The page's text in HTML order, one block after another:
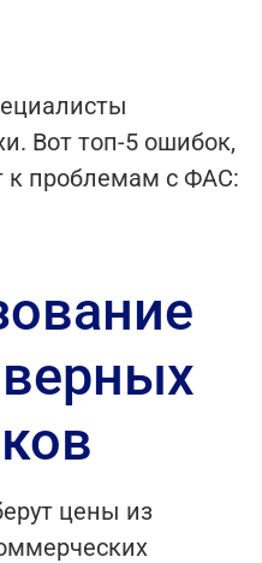
Вот топ-5 ошибок,
к проблемам с ФАС:
цены из